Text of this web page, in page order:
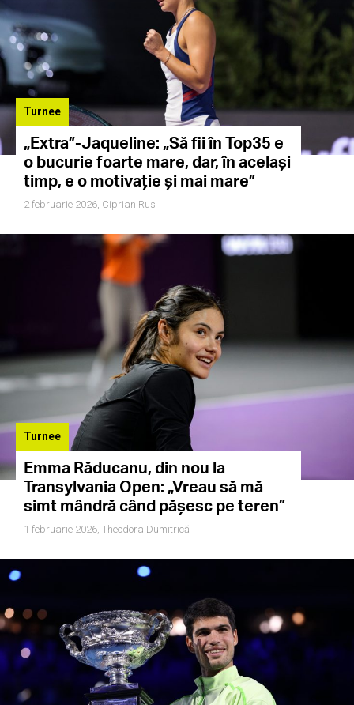
Turnee
„Extra”-Jaqueline: „Să fii în Top35 e
o bucurie foarte mare, dar, în același
timp, e o motivație și mai mare”
2 februarie 2026, Ciprian Rus
Turnee
Emma Răducanu, din nou la
Transylvania Open: „Vreau să mă
simt mândră când pășesc pe teren”
1 februarie 2026, Theodora Dumitrică